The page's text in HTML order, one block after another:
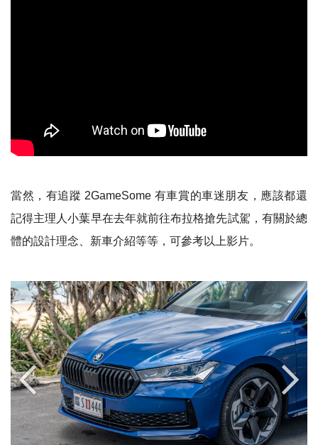
當然，有追蹤 2GameSome 有車賞的車迷朋友，應該都還
記得主理人小葉早在去年就前往布拉格搶先試駕，有關於總
體的設計理念、新車介紹等等，可參考以上影片。